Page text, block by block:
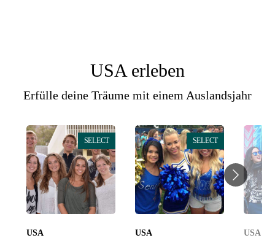
USA erleben
Erfülle deine Träume mit einem Auslandsjahr
SELECT
USA
SELECT
USA USA